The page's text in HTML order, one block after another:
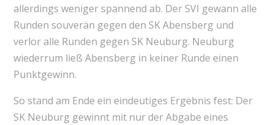
allerdings weniger spannend ab. Der SVI gewann alle
Runden souverän gegen den SK Abensberg und
verlor alle Runden gegen SK Neuburg. Neuburg
wiederrum ließ Abensberg in keiner Runde einen
Punktgewinn.
So stand am Ende ein eindeutiges Ergebnis fest: Der
SK Neuburg gewinnt mit nur der Abgabe eines